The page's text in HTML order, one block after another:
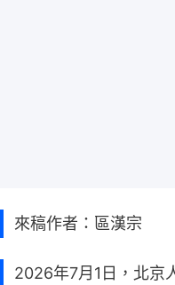
來稿作者：區漢宗
2026年7月1日，北京